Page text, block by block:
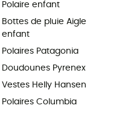
Polaire enfant
Bottes de pluie Aigle
enfant
Polaires Patagonia
Doudounes Pyrenex
Vestes Helly Hansen
Polaires Columbia